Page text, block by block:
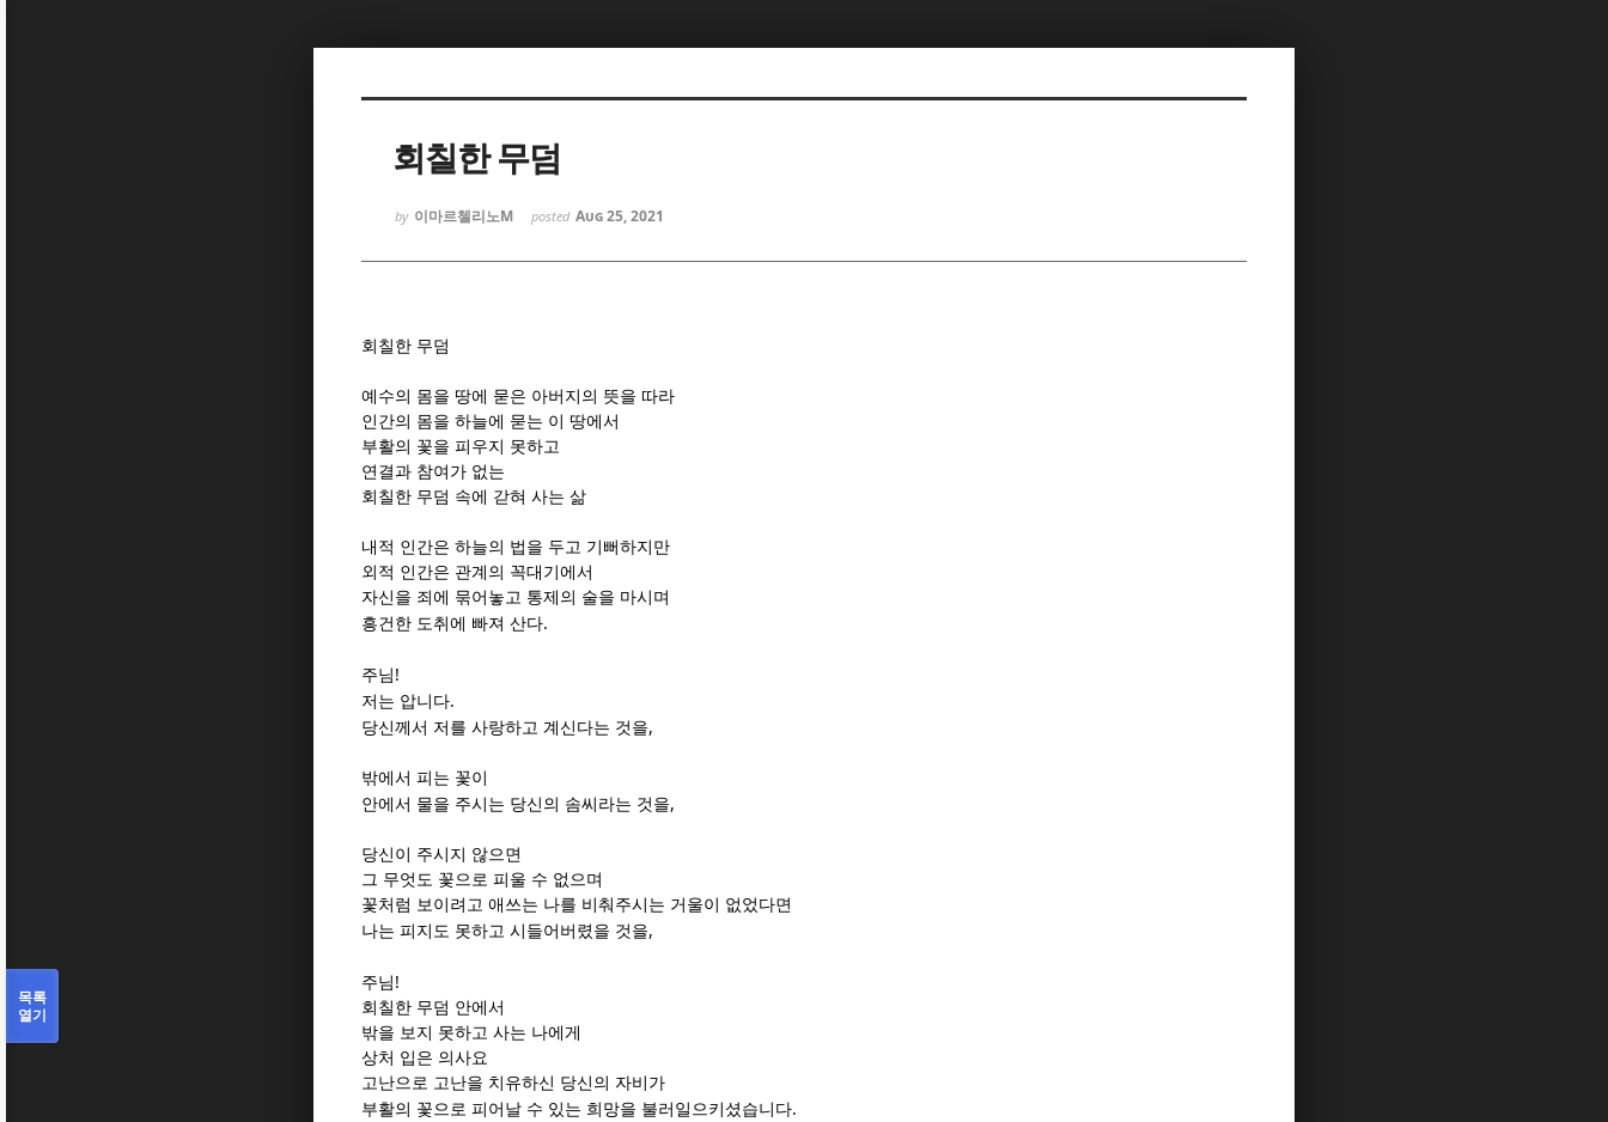
회칠한 무덤
by 이마르첼리노M posted Aug 25, 2021
회칠한 무덤
예수의 몸을 땅에 묻은 아버지의 뜻을 따라
인간의 몸을 하늘에 묻는 이 땅에서
부활의 꽃을 피우지 못하고
연결과 참여가 없는
회칠한 무덤 속에 갇혀 사는 삶
내적 인간은 하늘의 법을 두고 기뻐하지만
외적 인간은 관계의 꼭대기에서
자신을 죄에 묶어놓고 통제의 술을 마시며
흥건한 도취에 빠져 산다.
주님 !
저는 압니다.
당신께서 저를 사랑하고 계신다는 것을,
밖에서 피는 꽃이
안에서 물을 주시는 당신의 솜씨라는 것을,
당신이 주시지 않으면
그 무엇도 꽃으로 피울 수 없으며
꽃처럼 보이려고 애쓰는 나를 비춰주시는 거울이 없었다면
나는 피지도 못하고 시들어버렸을 것을,
주님 !
회칠한 무덤 안에서
밖을 보지 못하고 사는 나에게
상처 입은 의사요
고난으로 고난을 치유하신 당신의 자비가
부활의 꽃으로 피어날 수 있는 희망을 불러일으키셨습니다.
목록
열기
Sketchbook5, 스케치북5
Sketchbook5, 스케치북5